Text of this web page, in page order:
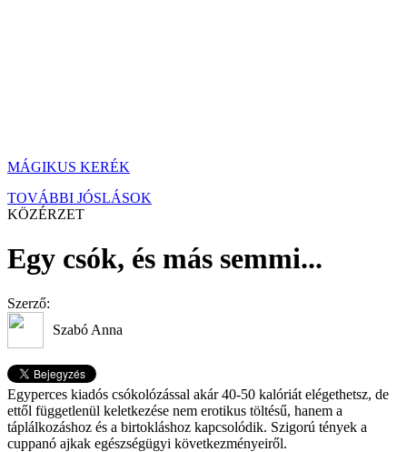
MÁGIKUS KERÉK
TOVÁBBI JÓSLÁSOK
KÖZÉRZET
Egy csók, és más semmi...
Szerző:
Szabó Anna
Egyperces kiadós csókolózással akár 40-50 kalóriát elégethetsz, de
ettől függetlenül keletkezése nem erotikus töltésű, hanem a
táplálkozáshoz és a birtokláshoz kapcsolódik. Szigorú tények a
cuppanó ajkak egészségügyi következményeiről.